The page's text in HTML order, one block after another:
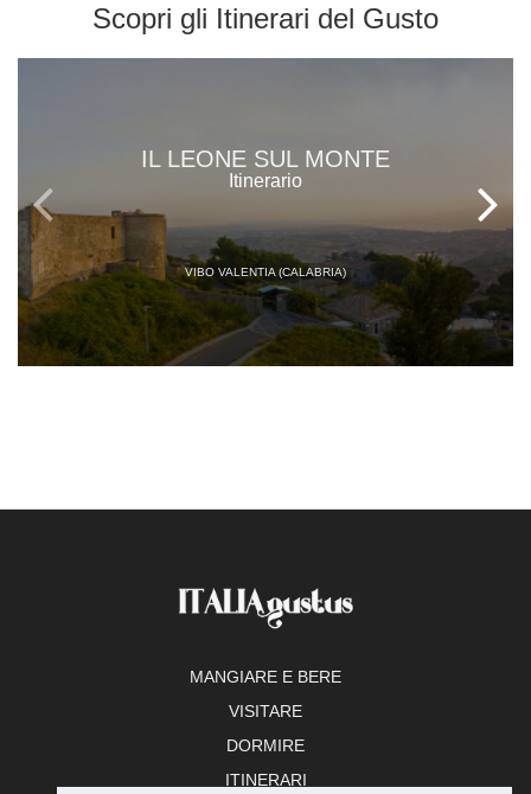
Scopri gli Itinerari del Gusto
IL LEONE SUL MONTE
Itinerario
VIBO VALENTIA (CALABRIA)
MANGIARE E BERE
VISITARE
DORMIRE
ITINERARI